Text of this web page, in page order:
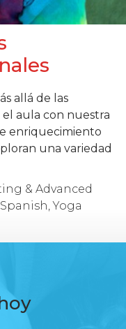
allá de las
aula con nuestra
enriquecimiento
una variedad
& Advanced
Yoga